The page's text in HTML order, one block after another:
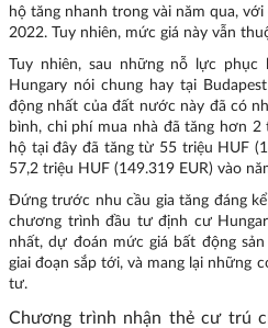
hộ tăng nhanh trong vài năm qua,
2022. Tuy nhiên, mức giá này vẫn
Tuy nhiên, sau những nỗ lực
Hungary nói chung hay tại
động nhất của đất nước này đã có
bình, chi phí mua nhà đã tăng hơn 2
hộ tại đây đã tăng từ 55 triệu HUF
57,2 triệu HUF (149.319 EUR) vào
Đứng trước nhu cầu gia tăng đáng
chương trình đầu tư định cư
nhất, dự đoán mức giá bất động
giai đoạn sắp tới, và mang lại những
tư.
Chương trình nhận thẻ cư trú